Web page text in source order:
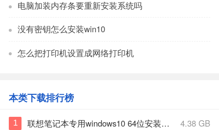
电脑加装内存条要重新安装系统吗
没有密钥怎么安装win10
怎么把打印机设置成网络打印机
本类下载排行榜
1 联想笔记本专用windows10 64位安装正式版 4.38 GB